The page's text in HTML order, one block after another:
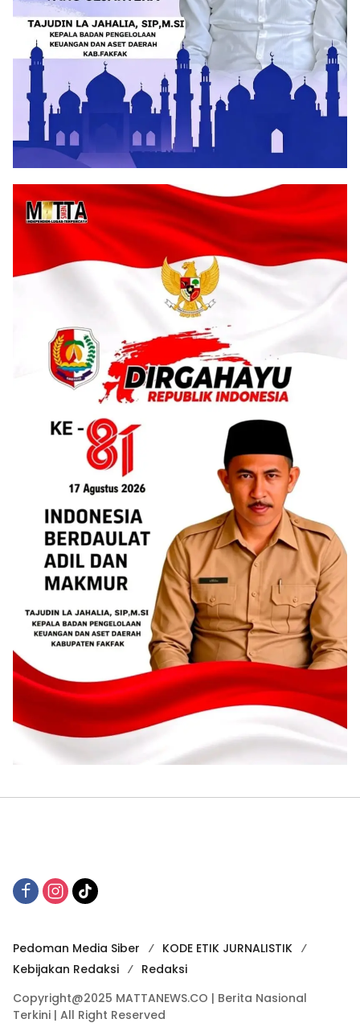
Pedoman Media Siber
KODE ETIK JURNALISTIK
Kebijakan Redaksi
Redaksi
Copyright@2025 MATTANEWS.CO | Berita Nasional
Terkini | All Right Reserved